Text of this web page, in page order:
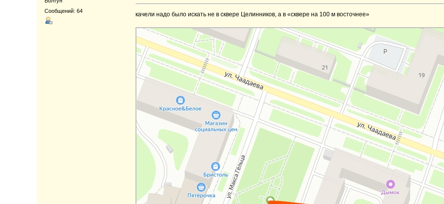
Сообщений: 64
качели надо было искать не в сквере Целинников, а в «сквере на 100 м восточнее»